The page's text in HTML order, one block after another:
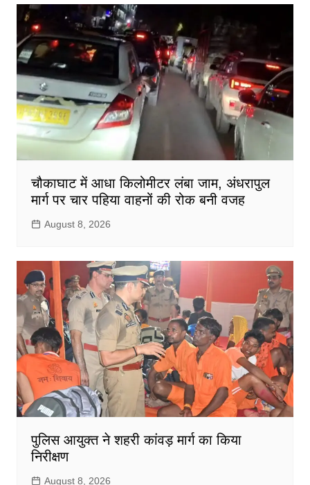
चौकाघाट में आधा किलोमीटर लंबा जाम, अंधरापुल
मार्ग पर चार पहिया वाहनों की रोक बनी वजह
August 8, 2026
पुलिस आयुक्त ने शहरी कांवड़ मार्ग का किया
निरीक्षण
August 8, 2026